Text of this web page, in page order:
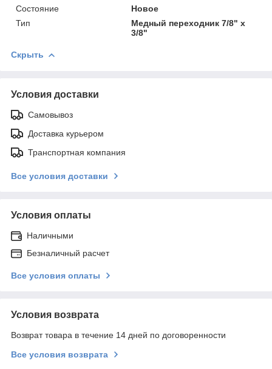
Состояние
Новое
Тип
Медный переходник 7/8" х
3/8"
Скрыть
Условия доставки
Самовывоз
Доставка курьером
Транспортная компания
Все условия доставки
Условия оплаты
Наличными
Безналичный расчет
Все условия оплаты
Условия возврата
Возврат товара в течение 14 дней по договоренности
Все условия возврата